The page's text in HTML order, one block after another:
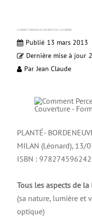
COMMENT PERCER LES SECRETS DE LA LUMIÈRE
Publié 13 mars 2013
Dernière mise à jour
Par Jean Claude
PLANTÉ-
MILAN (Léonard), 13/
ISBN :
Tous les aspects de
(sa nature, lumière et
optique)